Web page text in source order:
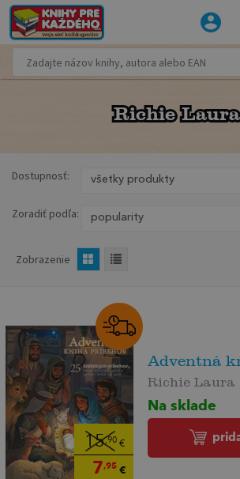
Richie Laura
Richie Laura
Dostupnosť:
Zoradiť podľa:
Zobrazenie
15,90€
7,95€
Adventná
Richie Laura
Na sklade